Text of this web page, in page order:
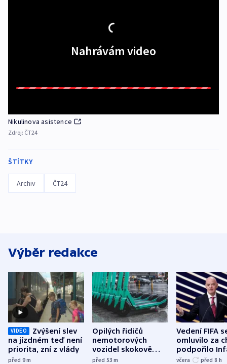
Nahrávám video
Nikulinova asistence
Zdroj: ČT24
ŠTÍTKY
Archiv ČT24
Výběr redakce
VIDEO
Zvýšení slev
na jízdném teď není
priorita, zní z vlády
před 9m
Opilých řidičů
nemotorových
vozidel skokově
přibylo, nejvíc ve
před 53m
Vedení FIFA
omluvilo za
podpořilo
UEFA trvá na
včera před 8 h